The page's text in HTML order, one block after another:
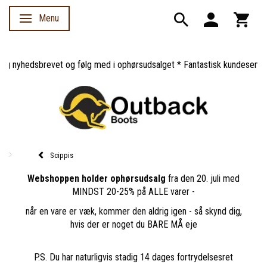
Skifte navigation
Menu
og følg med i ophørsudsalget * Fantastisk kundeservice *
Scippis
Webshoppen holder ophørsudsalg fra den 20. juli med
MINDST 20-25% på ALLE varer -
når en vare er væk, kommer den aldrig igen - så skynd dig,
hvis der er noget du BARE MÅ eje
P.S. Du har naturligvis stadig 14 dages fortrydelsesret